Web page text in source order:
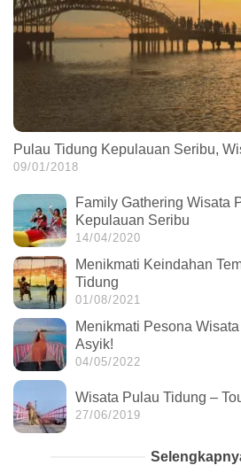
Pulau Tidung Kepulauan Seribu,
09/01/2018
Family Gathering Wisata
Kepulauan Seribu
14/04/2020
Menikmati Keindahan
Tidung
01/08/2021
Menikmati Pesona
Asyik!
04/05/2022
Wisata Pulau Tidung –
27/06/2019